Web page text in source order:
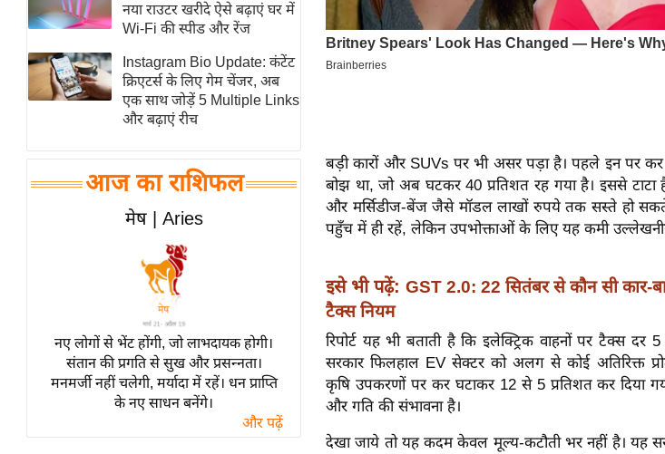
समसामयिक
मातृभूमि
स्तंभ
एम.
चाय पर
समीक्षा
व्रत
त्योहार
राशिफल
विशेष
नया राउटर खरीदे ऐसे बढ़ाएं घर में
Wi-Fi की स्पीड और रेंज
Instagram Bio Update: कंटेंट
क्रिएटर्स के लिए गेम चेंजर, अब
एक साथ जोड़ें 5 Multiple Links
और बढ़ाएं रीच
आज का राशिफल
मेष | Aries
नए लोगों से भेंट होंगी, जो लाभदायक होगी।
संतान की प्रगति से सुख और प्रसन्नता।
मनमर्जी नहीं चलेगी, मर्यादा में रहें। धन प्राप्ति
के नए साधन बनेंगे।
और पढ़ें
बड़ी कारों और SUVs पर भी असर पड़ा है। पहले इन पर
बोझ था, जो अब घटकर 40 प्रतिशत रह गया है। इससे टाटा
और मर्सिडीज-बेंज जैसे मॉडल लाखों रुपये तक सस्ते हो
पहुँच में ही रहें, लेकिन उपभोक्ताओं के लिए यह कमी
इसे भी पढ़ें: GST 2.0: 22 सितंबर से कौन सी कार-
टैक्स नियम
रिपोर्ट यह भी बताती है कि इलेक्ट्रिक वाहनों पर टैक्स दर
सरकार फिलहाल EV सेक्टर को अलग से कोई अतिरिक्त
कृषि उपकरणों पर कर घटाकर 12 से 5 प्रतिशत कर दिया
और गति की संभावना है।
देखा जाये तो यह कदम केवल मूल्य-कटौती भर नहीं है। यह